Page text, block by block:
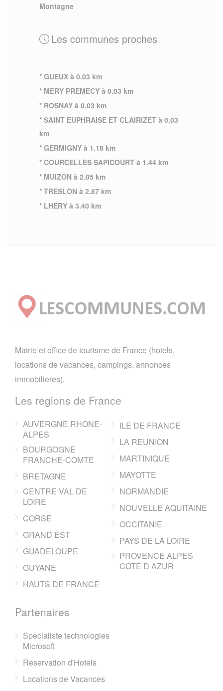
Montagne
Les communes proches
* GUEUX à 0.03 km
* MERY PREMECY à 0.03 km
* ROSNAY à 0.03 km
* SAINT EUPHRAISE ET CLAIRIZET à 0.03
km
* GERMIGNY à 1.18 km
* COURCELLES SAPICOURT à 1.44 km
* MUIZON à 2.05 km
* TRESLON à 2.87 km
* LHERY à 3.40 km
Mairie et office de tourisme de France (hotels,
locations de vacances, campings, annonces
immobilieres).
Les regions de France
AUVERGNE RHONE-
ALPES
BOURGOGNE
FRANCHE-COMTE
BRETAGNE
CENTRE VAL DE
LOIRE
CORSE
GRAND EST
GUADELOUPE
GUYANE
HAUTS DE FRANCE
ILE DE FRANCE
LA REUNION
MARTINIQUE
MAYOTTE
NORMANDIE
NOUVELLE AQUITAINE
OCCITANIE
PAYS DE LA LOIRE
PROVENCE ALPES
COTE D AZUR
Partenaires
Specialiste technologies
Microsoft
Reservation d'Hotels
Locations de Vacances